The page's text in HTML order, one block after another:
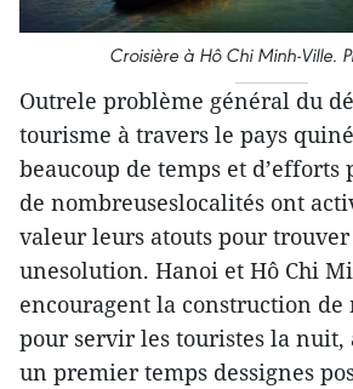
Croisière à Hô Chi Minh-Ville.
Outrele problème général du
tourisme à travers le pays
beaucoup de temps et d’efforts
de nombreuseslocalités ont
valeur leurs atouts pour
unesolution. Hanoi et Hô Chi
encouragent la construction de
pour servir les touristes la nuit,
un premier temps dessignes